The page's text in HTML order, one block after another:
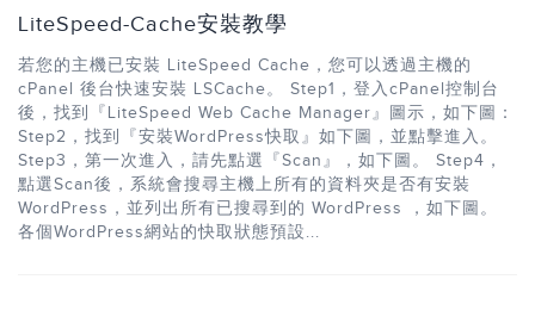
LiteSpeed-Cache安裝教學
若您的主機已安裝 LiteSpeed Cache，您可以透過主機的
cPanel 後台快速安裝 LSCache。 Step1，登入cPanel控制台
後，找到『LiteSpeed Web Cache Manager』圖示，如下圖：
Step2，找到『安裝WordPress快取』如下圖，並點擊進入。
Step3，第一次進入，請先點選『Scan』，如下圖。 Step4，
點選Scan後，系統會搜尋主機上所有的資料夾是否有安裝
WordPress，並列出所有已搜尋到的 WordPress ，如下圖。
各個WordPress網站的快取狀態預設...